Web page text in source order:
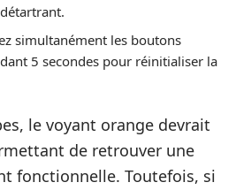
simultanément les boutons
5 secondes pour réinitialiser la
le voyant orange devrait
de retrouver une
fonctionnelle. Toutefois, si